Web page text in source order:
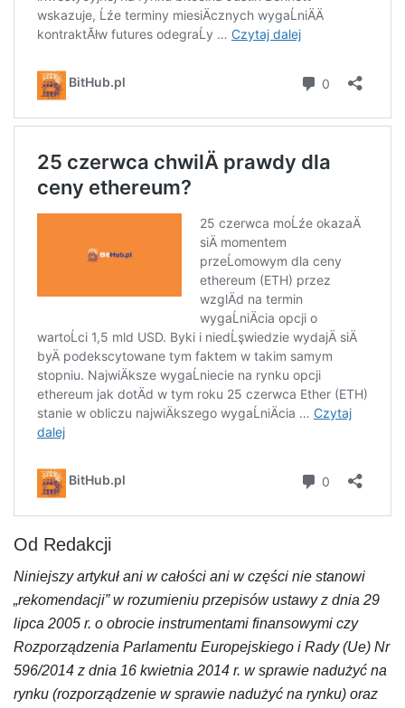
Od Redakcji
Niniejszy artykuł ani w całości ani w części nie stanowi
„rekomendacji” w rozumieniu przepisów ustawy z dnia 29
lipca 2005 r. o obrocie instrumentami finansowymi czy
Rozporządzenia Parlamentu Europejskiego i Rady (Ue) Nr
596/2014 z dnia 16 kwietnia 2014 r. w sprawie nadużyć na
rynku (rozporządzenie w sprawie nadużyć na rynku) oraz